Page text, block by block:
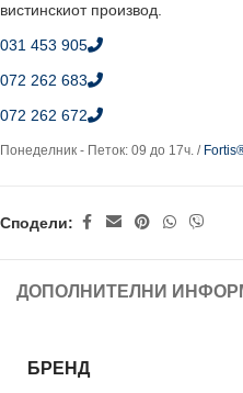
вистинскиот производ.
031 453 905
072 262 683
072 262 672
Понеделник - Петок: 09 до 17ч. /
Сподели:
ДОПОЛНИТЕЛНИ
БРЕНД